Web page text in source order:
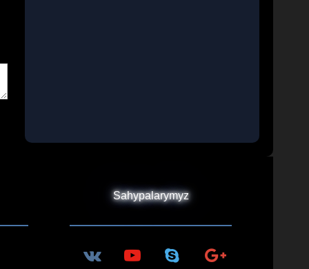
Sahypalarymyz